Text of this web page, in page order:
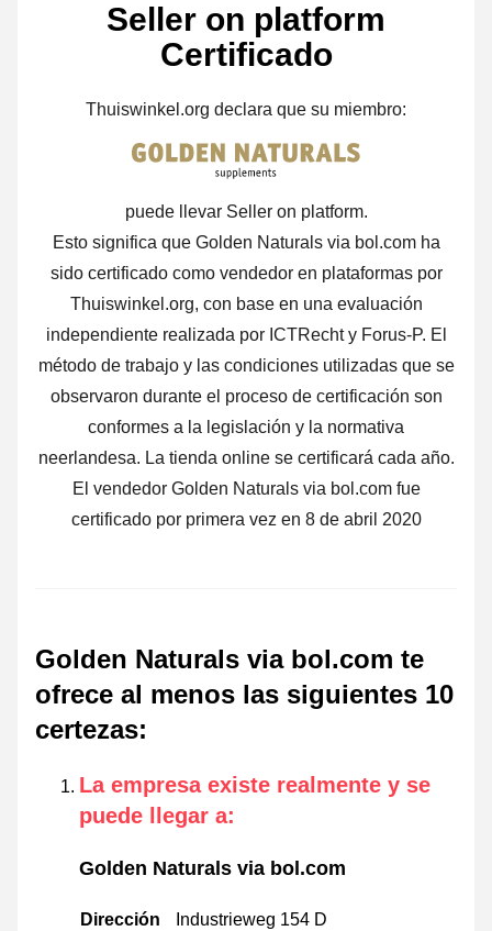
Seller on platform
Certificado
Thuiswinkel.org declara que su miembro:
puede llevar Seller on platform.
Esto significa que Golden Naturals via bol.com ha
sido certificado como vendedor en plataformas por
Thuiswinkel.org, con base en una evaluación
independiente realizada por ICTRecht y Forus-P. El
método de trabajo y las condiciones utilizadas que se
observaron durante el proceso de certificación son
conformes a la legislación y la normativa
neerlandesa. La tienda online se certificará cada año.
El vendedor Golden Naturals via bol.com fue
certificado por primera vez en 8 de abril 2020
Golden Naturals via bol.com te
ofrece al menos las siguientes 10
certezas:
La empresa existe realmente y se
puede llegar a:
Golden Naturals via bol.com
Dirección
Industrieweg 154 D